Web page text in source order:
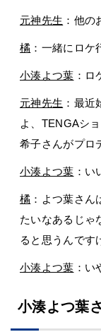
元神先生 ：他
橘 ：一緒にロケ
小湊よつ葉 ：
元神先生 ：最
よ、TENGAシ
希子さんがプロ
小湊よつ葉 ：い
橘 ：よつ葉さ
たいなあるじゃ
ると思うんです
小湊よつ葉 ：い
小湊よつ葉